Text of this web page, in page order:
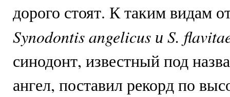
дорого стоят. К таким видам
Synodontis angelicus и S.
синодонт, известный под
ангел, поставил рекорд по